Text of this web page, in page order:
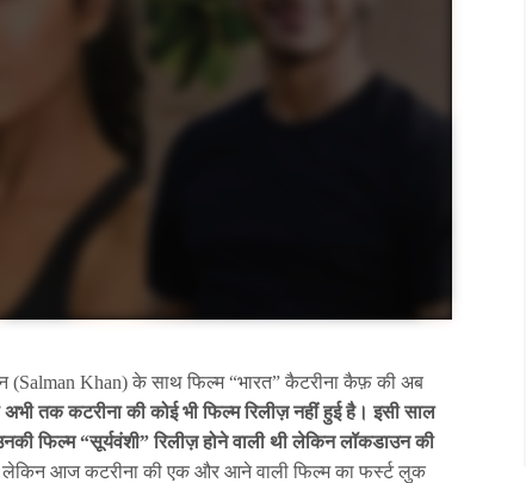
(Salman Khan) के साथ फिल्म “भारत” कैटरीना कैफ़ की अब
तक कटरीना की कोई भी फिल्म रिलीज़ नहीं हुई है। इसी साल
फिल्म “सूर्यवंशी” रिलीज़ होने वाली थी लेकिन लॉकडाउन की
लेकिन आज कटरीना की एक और आने वाली फिल्म का फर्स्ट लुक